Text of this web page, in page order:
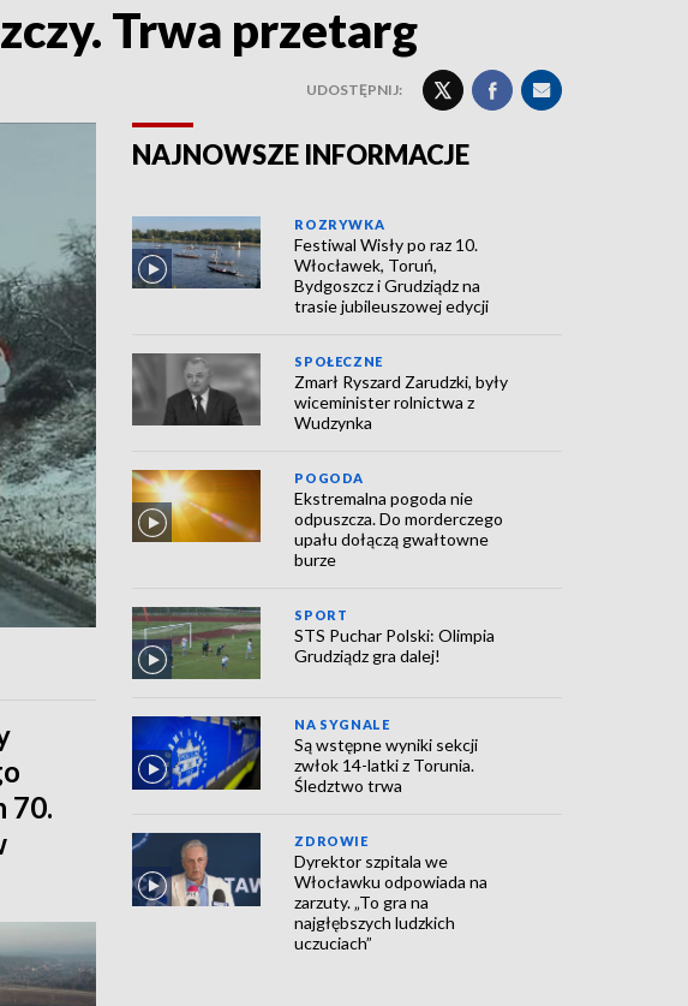
Trwa przetarg
UDOSTĘPNIJ:
70.
NAJNOWSZE INFORMACJE
ROZRYWKA
Festiwal Wisły po raz 10.
Włocławek, Toruń,
Bydgoszcz i Grudziądz na
trasie jubileuszowej edycji
SPOŁECZNE
Zmarł Ryszard Zarudzki, były
wiceminister rolnictwa z
Wudzynka
POGODA
Ekstremalna pogoda nie
odpuszcza. Do morderczego
upału dołączą gwałtowne
burze
SPORT
STS Puchar Polski: Olimpia
Grudziądz gra dalej!
NA SYGNALE
Są wstępne wyniki sekcji
zwłok 14-latki z Torunia.
Śledztwo trwa
ZDROWIE
Dyrektor szpitala we
Włocławku odpowiada na
zarzuty. „To gra na
najgłębszych ludzkich
uczuciach”